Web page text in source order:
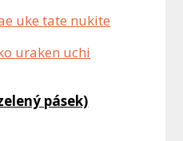
uke tate nukite
uraken uchi
pásek)